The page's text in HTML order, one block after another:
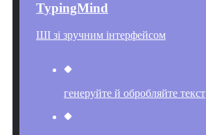
TypingMind
ШІ зі зручним інтерфейсом
генеруйте й обробляйте текст